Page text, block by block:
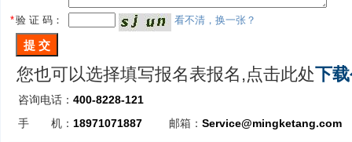
*验 证 码： 看不清，换一张？
您也可以选择填写报名表报名,点击此处下
咨询电话： 400-8228-121
手 机： 18971071887 邮箱： Service@mingketang.com